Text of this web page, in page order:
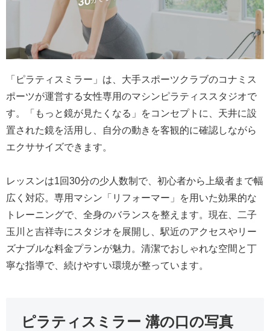
「ピラティスミラー」は、大手スポーツクラブのコナミス
ポーツが運営する女性専用のマシンピラティススタジオで
す。「もっと鏡が見たくなる」をコンセプトに、天井に設
置された鏡を活用し、自分の動きを客観的に確認しながら
エクササイズできます。
レッスンは1回30分の少人数制で、初心者から上級者まで幅
広く対応。専用マシン「リフォーマー」を用いた効果的な
トレーニングで、全身のバランスを整えます。現在、二子
玉川と吉祥寺にスタジオを展開し、駅近のアクセスやリー
ズナブルな料金プランが魅力。清潔でおしゃれな空間と丁
寧な指導で、続けやすい環境が整っています。
ピラティスミラー 溝の口の写真